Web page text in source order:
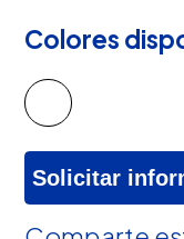
Colores
Solicitar